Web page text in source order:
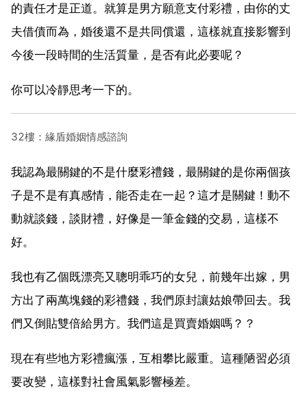
的責任才是正道。就算是男方願意支付彩禮，由你的丈
夫借債而為，婚後還不是共同償還，這樣就直接影響到
今後一段時間的生活質量，是否有此必要呢？
你可以冷靜思考一下的。
32樓：緣盾婚姻情感諮詢
我認為最關鍵的不是什麼彩禮錢，最關鍵的是你兩個孩
子是不是有真感情，能否走在一起？這才是關鍵！動不
動就談錢，談財禮，好像是一筆金錢的交易，這樣不
好。
我也有乙個既漂亮又聰明乖巧的女兒，前幾年出嫁，男
方出了兩萬塊錢的彩禮錢，我們原封讓姑娘帶回去。我
們又倒貼雙倍給男方。我們這是買賣婚姻嗎？？
現在有些地方彩禮瘋漲，互相攀比嚴重。這種陋習必須
要改變，這樣對社會風氣影響極差。